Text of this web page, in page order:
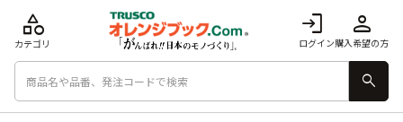
login
ログイン
person
購入希望の方
category
カテゴリ
search